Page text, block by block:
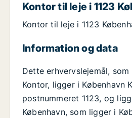
Kontor til leje i 1123
Kontor til leje i 1123
Information og data
Dette erhvervslejemål,
Kontor, ligger i København
postnummeret 1123, og
København, som ligger i